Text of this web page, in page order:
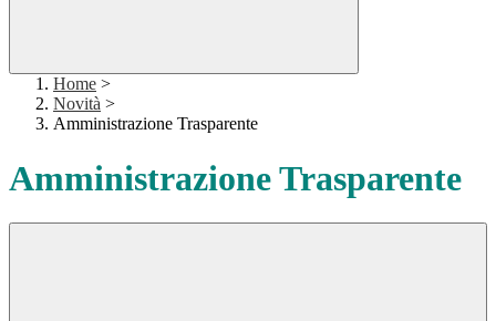
Home >
Novità >
Amministrazione Trasparente
Amministrazione Trasparente